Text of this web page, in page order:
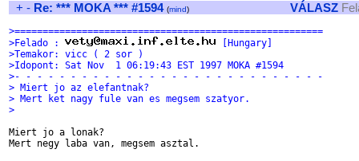
+ - Re: *** MOKA *** #1594 (mind) VÁLASZ
>=======================================================
>Felado :
[Hungary]
>Temakor: vicc ( 2 sor )
>Idopont: Sat Nov  1 06:19:43 EST 1997 MOKA #1594
>- - - - - - - - - - - - - - - - - - - - - - - - - - - -
> Miert jo az elefantnak?
> Mert ket nagy fule van es megsem szatyor.
>
Miert jo a lonak?
Mert negy laba van, megsem asztal.